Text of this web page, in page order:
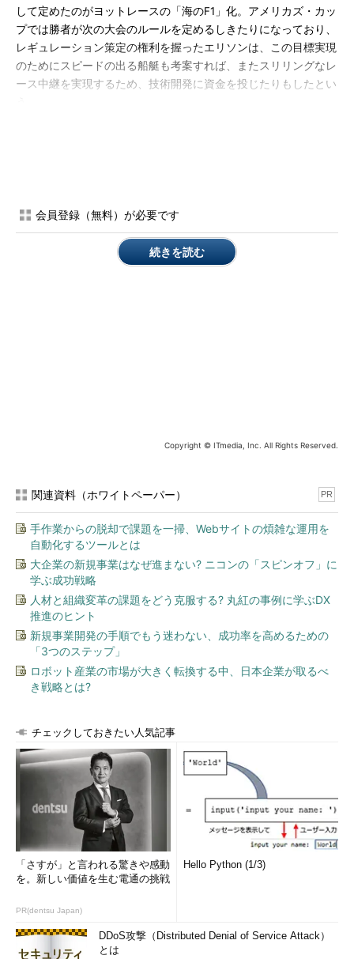
して定めたのがヨットレースの「海のF1」化。アメリカズ・カッ
プでは勝者が次の大会のルールを定めるしきたりになっており、
レギュレーション策定の権利を握ったエリソンは、この目標実現
のためにスピードの出る船艇も考案すれば、またスリリングなレ
ース中継を実現するため、技術開発に資金を投じたりもしたとい
もので、「ついに死者が出てしまった（だからいわんこっちゃな
るという感じで、特に高速時は「フォイル」（foil）という4つの
になる計算）の高速走行が実現したが、「それだけ取り回しも難
Vergeの記事によれば、船艇の平均航行速度は前々回（2007年）
の時に比べ、約4倍も速くなっているという。2012年秋の転覆事
故と、その挫折からの「復活」についてまとめた映像も公開され
ている。
［ORACLE TEAM USA - The New Wing ］
こうした転覆の危険を低減するため、各船艇には多数のセンサ
が搭載され、1秒間に3万件ものデータを分析し、危険の兆候があ
れば直ちに乗組員にアラートを出すなどの対策も講じられている
とThe Vergeは記している。ただし、「これだけのスピードが出
るとなれば、どんな設計の船艇であれ、かなりの危険が伴う」こ
とに加え、「このクラスのセイラー（ヨット乗り）はいずれもア
会員登録（無料）が必要です
続きを読む
Copyright © ITmedia, Inc. All Rights Reserved.
関連資料（ホワイトペーパー） PR
手作業からの脱却で課題を一掃、Webサイトの煩雑な運用を
自動化するツールとは
大企業の新規事業はなぜ進まない? ニコンの「スピンオフ」に
学ぶ成功戦略
人材と組織変革の課題をどう克服する? 丸紅の事例に学ぶDX
推進のヒント
新規事業開発の手順でもう迷わない、成功率を高めるための
「3つのステップ」
ロボット産業の市場が大きく転換する中、日本企業が取るべ
き戦略とは?
チェックしておきたい人気記事
「さすが」と言われる驚きや感動
を。新しい価値を生む電通の挑戦
PR(dentsu Japan)
Hello Python (1/3)
DDoS攻撃（Distributed Denial of Service Attack）
とは